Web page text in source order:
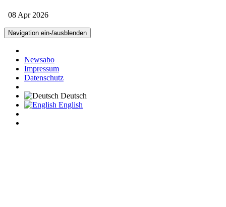
08 Apr 2026
Navigation ein-/ausblenden
Newsabo
Impressum
Datenschutz
Deutsch
English